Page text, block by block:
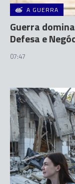
A GUERRA
Guerra
Defesa e
07:47